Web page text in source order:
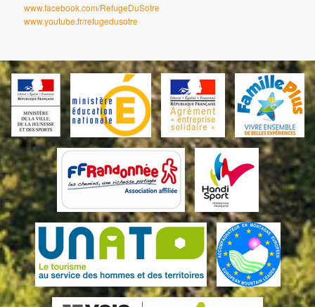
www.facebook.com/RefugeDuSotre
www.youtube.fr/refugedusotre